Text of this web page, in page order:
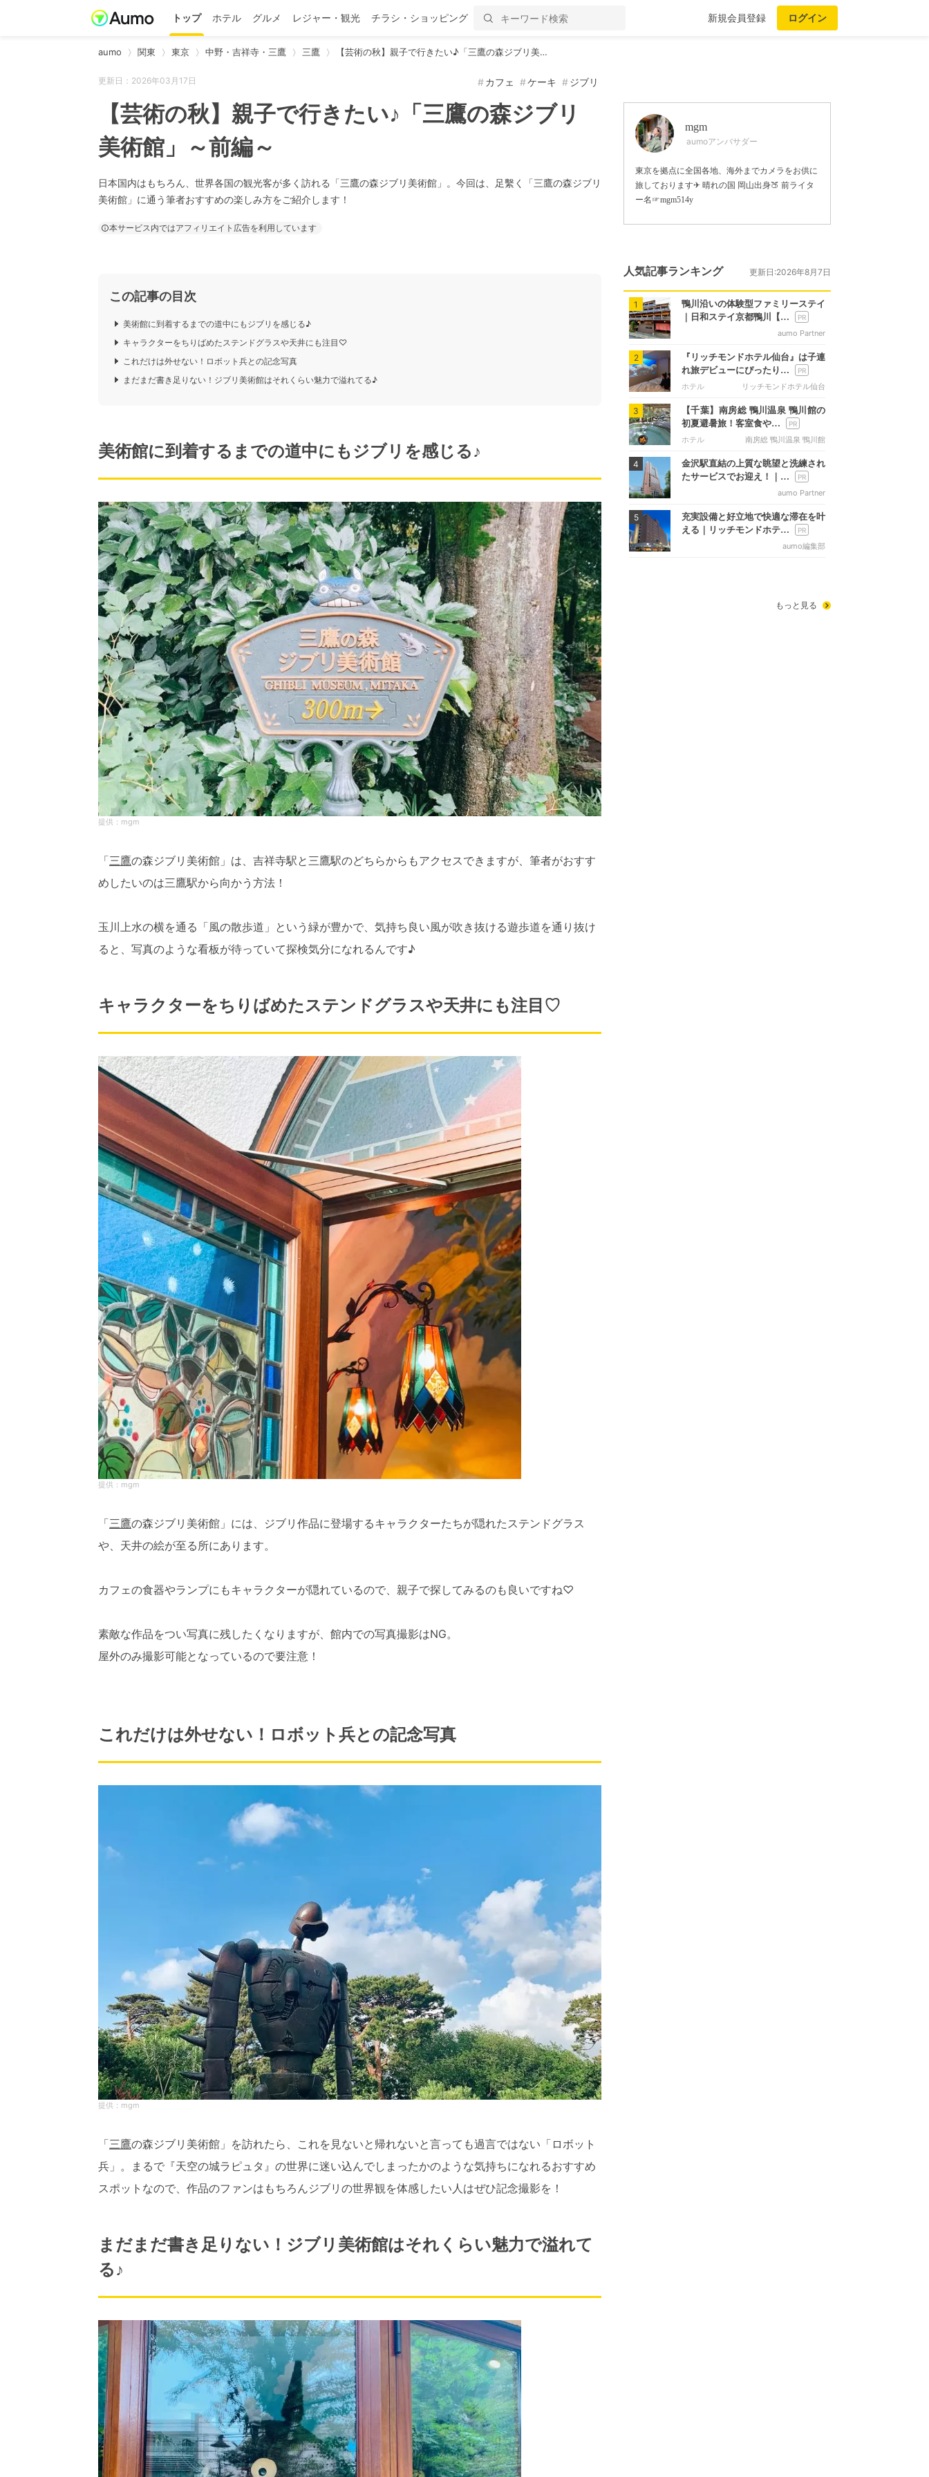
トップ ホテル グルメ レジャー・観光 チラシ・ショッピング 新規会員登録 ログイン
aumo 関東 東京 中野・吉祥寺・三鷹 三鷹 【芸術の秋】親子で行きたい♪「三鷹の森ジブリ美…
更新日：2026年03月17日 カフェ ケーキ ジブリ
【芸術の秋】親子で行きたい♪「三鷹の森ジブリ
美術館」～前編～
日本国内はもちろん、世界各国の観光客が多く訪れる「三鷹の森ジブリ美術館」。今回は、足繫く「三鷹の森ジブリ
美術館」に通う筆者おすすめの楽しみ方をご紹介します！
本サービス内ではアフィリエイト広告を利用しています
この記事の目次
美術館に到着するまでの道中にもジブリを感じる♪
キャラクターをちりばめたステンドグラスや天井にも注目♡
これだけは外せない！ロボット兵との記念写真
まだまだ書き足りない！ジブリ美術館はそれくらい魅力で溢れてる♪
美術館に到着するまでの道中にもジブリを感じる♪
mgm
「三鷹の森ジブリ美術館」は、吉祥寺駅と三鷹駅のどちらからもアクセスできますが、筆者がおすす
めしたいのは三鷹駅から向かう方法！
玉川上水の横を通る「風の散歩道」という緑が豊かで、気持ち良い風が吹き抜ける遊歩道を通り抜け
ると、写真のような看板が待っていて探検気分になれるんです♪
キャラクターをちりばめたステンドグラスや天井にも注目♡
mgm
「三鷹の森ジブリ美術館」には、ジブリ作品に登場するキャラクターたちが隠れたステンドグラス
や、天井の絵が至る所にあります。
カフェの食器やランプにもキャラクターが隠れているので、親子で探してみるのも良いですね♡
素敵な作品をつい写真に残したくなりますが、館内での写真撮影はNG。
屋外のみ撮影可能となっているので要注意！
これだけは外せない！ロボット兵との記念写真
mgm
「三鷹の森ジブリ美術館」を訪れたら、これを見ないと帰れないと言っても過言ではない「ロボット
兵」。まるで『天空の城ラピュタ』の世界に迷い込んでしまったかのような気持ちになれるおすすめ
スポットなので、作品のファンはもちろんジブリの世界観を体感したい人はぜひ記念撮影を！
まだまだ書き足りない！ジブリ美術館はそれくらい魅力で溢れて
る♪
mgm
aumoアンバサダー
東京を拠点に全国各地、海外までカメラをお供に
旅しております✈︎ 晴れの国 岡山出身🍑 前ライタ
ー名☞mgm514y
人気記事ランキング 更新日:2026年8月7日
1
鴨川沿いの体験型ファミリーステイ
｜日和ステイ京都鴨川【…
aumo Partner
2
『リッチモンドホテル仙台』は子連
れ旅デビューにぴったり…
ホテル リッチモンドホテル仙台
3
【千葉】南房総 鴨川温泉 鴨川館の
初夏避暑旅！客室食や…
ホテル 南房総 鴨川温泉 鴨川館
4
金沢駅直結の上質な眺望と洗練され
たサービスでお迎え！｜…
aumo Partner
5
充実設備と好立地で快適な滞在を叶
える｜リッチモンドホテ…
aumo編集部
もっと見る